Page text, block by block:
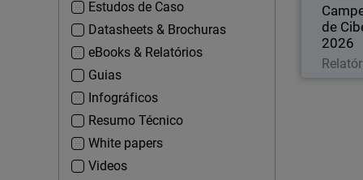
Estudos de Caso
Datasheets & Brochuras
eBooks & Relatórios
Guias
Infográficos
Resumo Técnico
White papers
Videos
de
2026